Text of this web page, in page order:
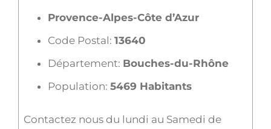
Provence-Alpes-Côte d’Azur
Code Postal: 13640
Département: Bouches-du-Rhône
Population: 5469 Habitants
Contactez nous du lundi au Samedi de